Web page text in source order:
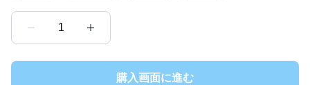
1
購入画面に進む